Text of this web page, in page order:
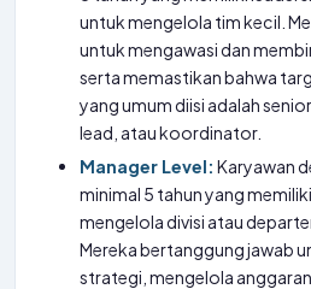
untuk mengelola tim kecil.
untuk mengawasi dan
serta memastikan bahwa
yang umum diisi adalah
lead, atau koordinator.
Manager Level: Karyawan
minimal 5 tahun yang
mengelola divisi atau
Mereka bertanggung jawab
strategi, mengelola